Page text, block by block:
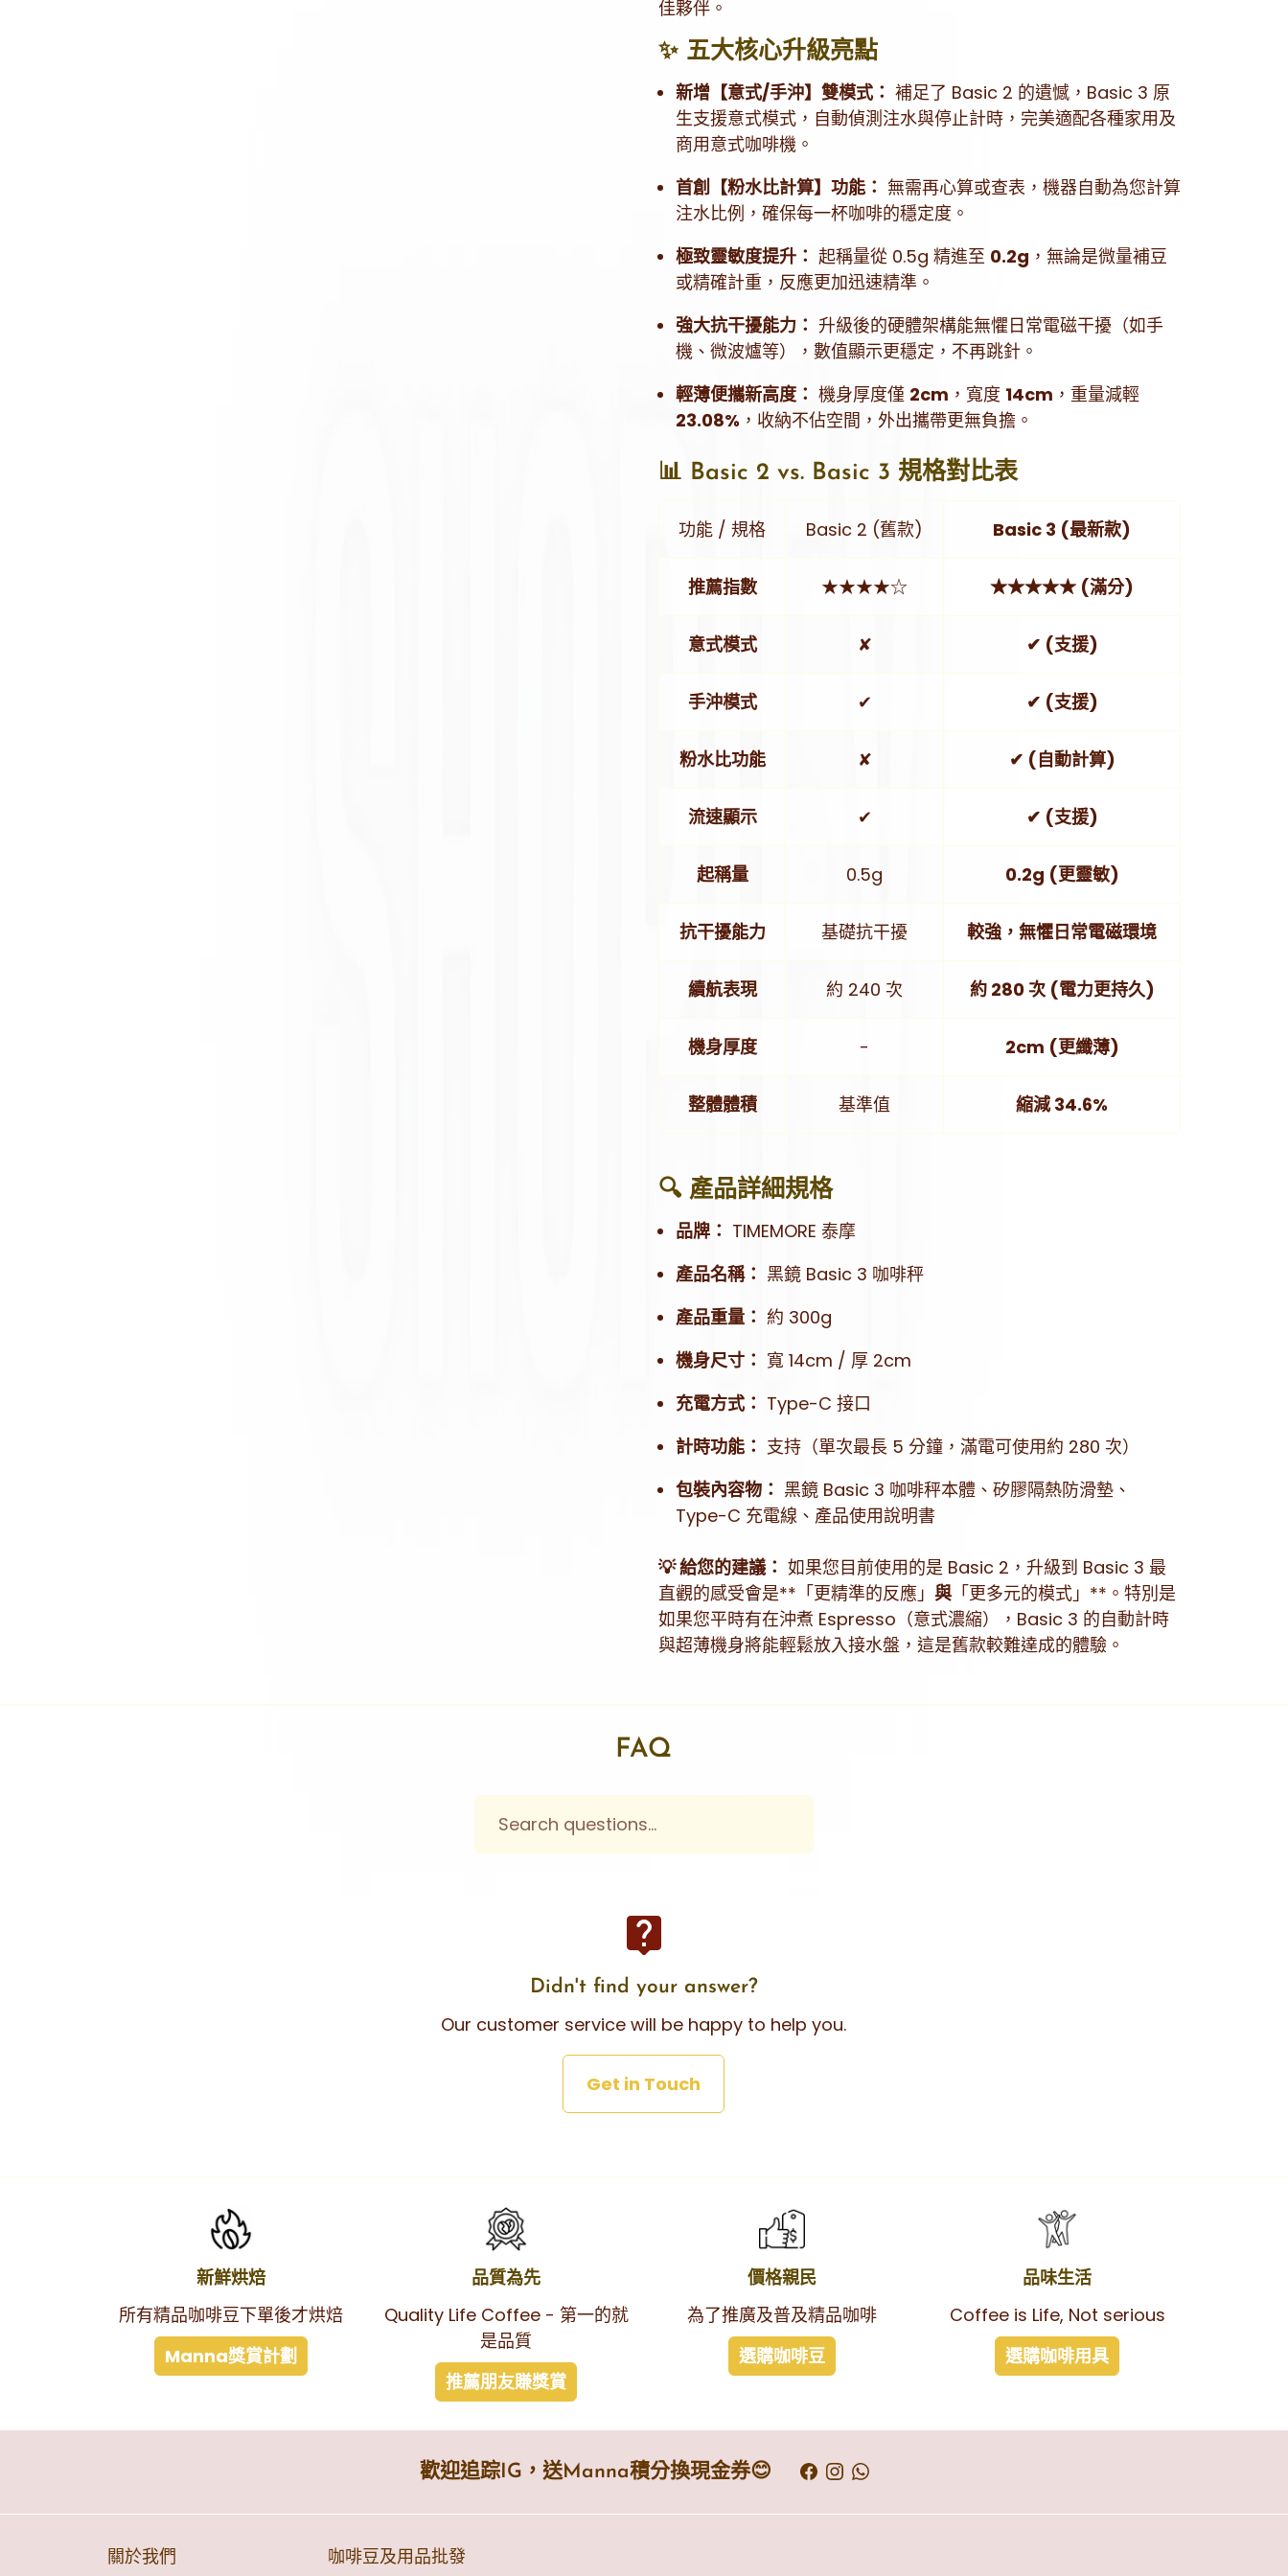
佳夥伴。
✨ 五大核心升級亮點
新增【意式/手沖】雙模式： 補足了 Basic 2 的遺憾，Basic 3 原
生支援意式模式，自動偵測注水與停止計時，完美適配各種家用及
商用意式咖啡機。
首創【粉水比計算】功能： 無需再心算或查表，機器自動為您計算
注水比例，確保每一杯咖啡的穩定度。
極致靈敏度提升： 起稱量從 0.5g 精進至 0.2g ，無論是微量補豆
或精確計重，反應更加迅速精準。
強大抗干擾能力： 升級後的硬體架構能無懼日常電磁干擾（如手
機、微波爐等），數值顯示更穩定，不再跳針。
輕薄便攜新高度： 機身厚度僅 2cm ，寬度 14cm ，重量減輕
23.08% ，收納不佔空間，外出攜帶更無負擔。
📊 Basic 2 vs. Basic 3 規格對比表
功能 / 規格 Basic 2 (舊款) Basic 3 (最新款)
推薦指數 ★★★★☆ ★★★★★ (滿分)
意式模式 ✘ ✔ (支援)
手沖模式 ✔ ✔ (支援)
粉水比功能 ✘ ✔ (自動計算)
流速顯示 ✔ ✔ (支援)
起稱量 0.5g 0.2g (更靈敏)
抗干擾能力 基礎抗干擾 較強，無懼日常電磁環境
續航表現 約 240 次 約 280 次 (電力更持久)
機身厚度 - 2cm (更纖薄)
整體體積 基準值 縮減 34.6%
🔍 產品詳細規格
品牌： TIMEMORE 泰摩
產品名稱： 黑鏡 Basic 3 咖啡秤
產品重量： 約 300g
機身尺寸： 寬 14cm / 厚 2cm
充電方式： Type-C 接口
計時功能： 支持（單次最長 5 分鐘，滿電可使用約 280 次）
包裝內容物： 黑鏡 Basic 3 咖啡秤本體、矽膠隔熱防滑墊、
Type-C 充電線、產品使用說明書
💡 給您的建議： 如果您目前使用的是 Basic 2，升級到 Basic 3 最
直觀的感受會是**「更精準的反應」 與 「更多元的模式」**。特別是
如果您平時有在沖煮 Espresso（意式濃縮），Basic 3 的自動計時
與超薄機身將能輕鬆放入接水盤，這是舊款較難達成的體驗。
FAQ
live_help
Didn't find your answer?
Our customer service will be happy to help you.
Get in Touch
新鮮烘焙
所有精品咖啡豆下單後才烘焙
Manna獎賞計劃
品質為先
Quality Life Coffee - 第一的就
是品質
推薦朋友賺獎賞
價格親民
為了推廣及普及精品咖啡
選購咖啡豆
品味生活
Coffee is Life, Not serious
選購咖啡用具
歡迎追踪IG，送Manna積分換現金券😊
關於我們 咖啡豆及用品批發